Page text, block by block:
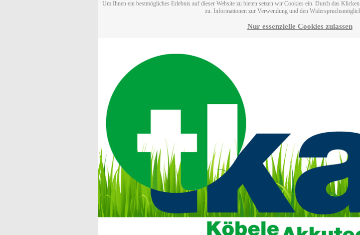
Um Ihnen ein bestmögliches Erlebnis auf dieser Website zu bieten setzen wir Cookies ein. Durch das
zu. Informationen zur Verwendung und den
Nur essenzielle Cookies zulassen